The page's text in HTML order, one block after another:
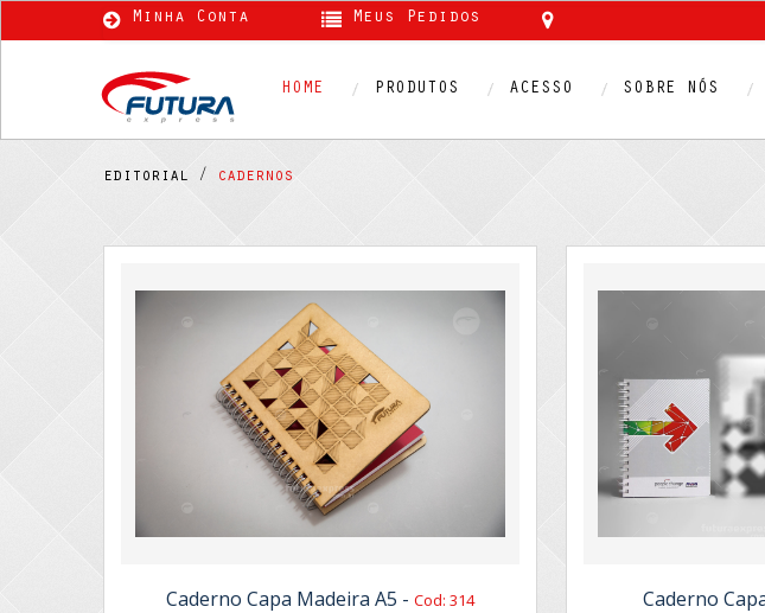
Minha Conta Meus Pedidos
HOME PRODUTOS ACESSO SOBRE NÓS
editorial / cadernos
Caderno Capa Madeira A5 - Cod: 314 Caderno